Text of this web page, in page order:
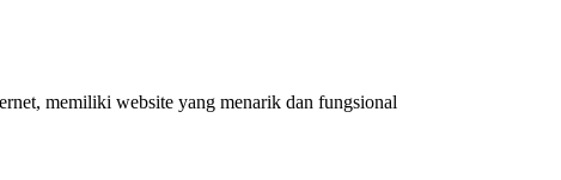
memiliki website yang menarik dan fungsional